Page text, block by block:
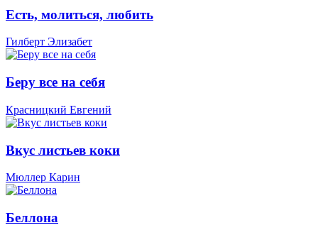
Есть, молиться, любить
Гилберт Элизабет
Беру все на себя
Красницкий Евгений
Вкус листьев коки
Мюллер Карин
Беллона